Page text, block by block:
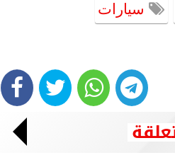
سيارات